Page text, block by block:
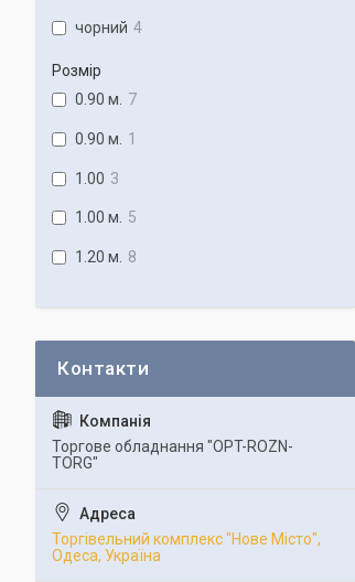
чорний 4
Розмір
0.90 м.
7
0.90 м. 1
1.00 3
1.00 м. 5
1.20 м. 8
Торгове обладнання "OPT-ROZN-
TORG"
Торгівельний комплекс "Нове Місто",
Одеса, Україна